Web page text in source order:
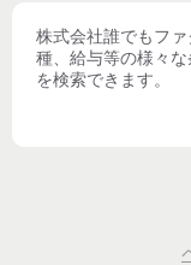
株式会社誰でもファ
種、給与等の様々
を検索できます。